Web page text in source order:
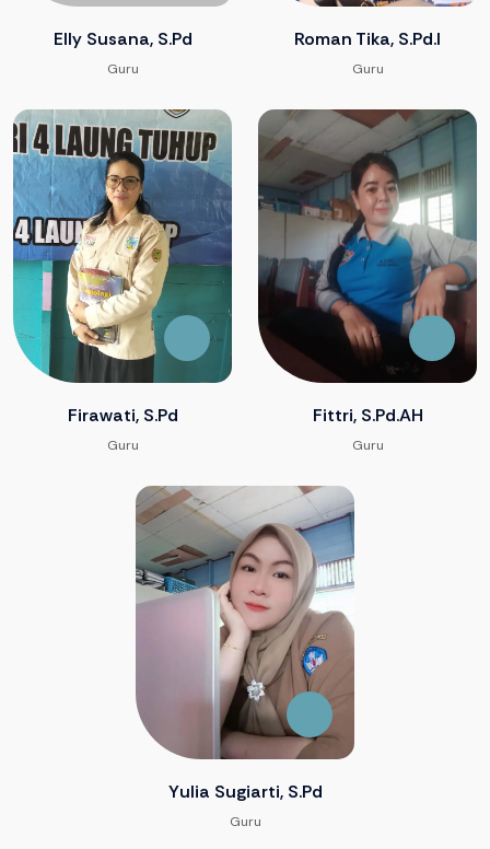
Elly Susana, S.Pd
Guru
Roman Tika, S.Pd.I
Guru
Firawati, S.Pd
Guru
Fittri, S.Pd.AH
Guru
Yulia Sugiarti, S.Pd
Guru